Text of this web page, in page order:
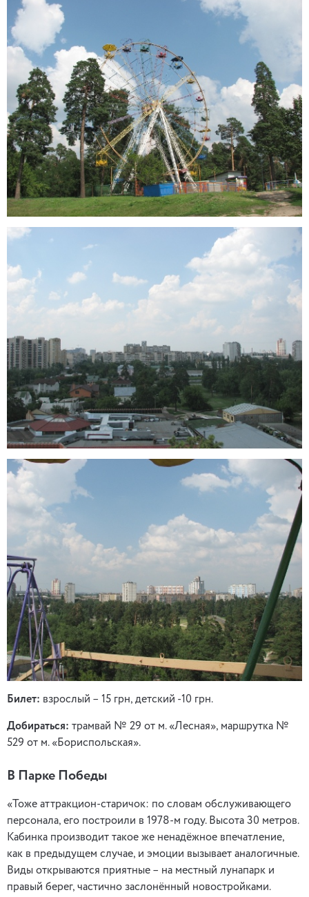
Билет: взрослый – 15 грн, детский -10 грн.
Добираться: трамвай № 29 от м. «Лесная», маршрутка №
529 от м. «Бориспольская».
В Парке Победы
«Тоже аттракцион-старичок: по словам обслуживающего
персонала, его построили в 1978-м году. Высота 30 метров.
Кабинка производит такое же ненадёжное впечатление,
как в предыдущем случае, и эмоции вызывает аналогичные.
Виды открываются приятные – на местный лунапарк и
правый берег, частично заслонённый новостройками.